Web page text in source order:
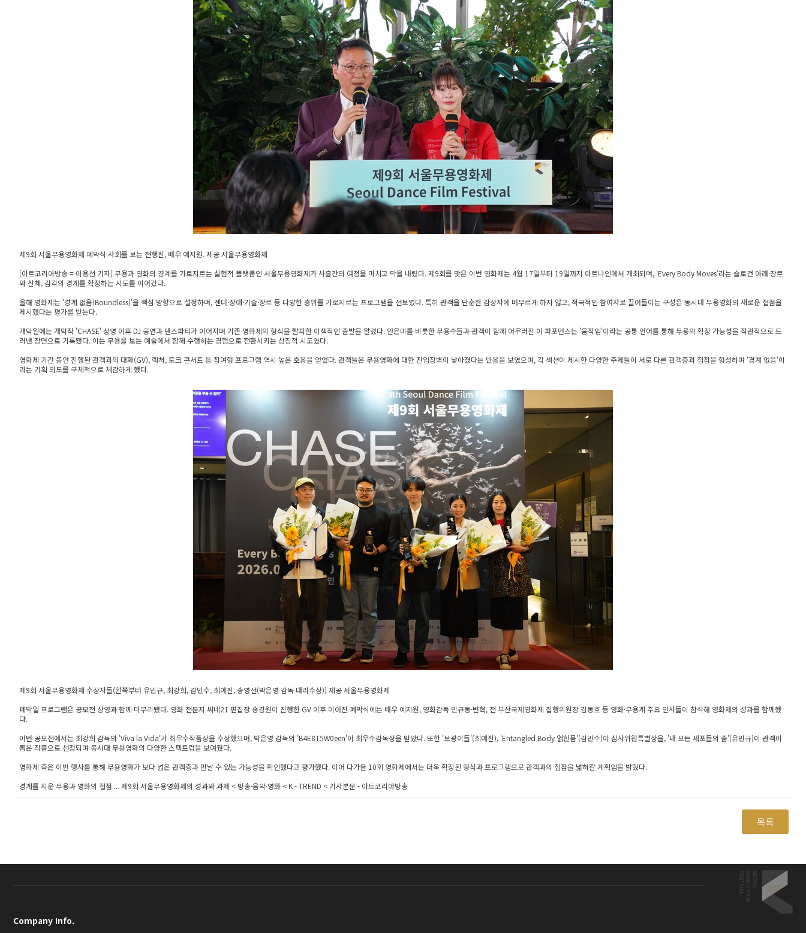
제9회 서울무용영화제 폐막식 사회를 보는 전행진, 배우 예지원. 제공 서울무용영화제
[아트코리아방송 = 이용선 기자] 무용과 영화의 경계를 가로지르는 실험적 플랫폼인 서울무용영화제가 사흘간의 여정을 마치고 막을 내렸다. 제9회를 맞은 이번 영화제는 4월 17일부터 19일까지 아트나인에서 개최되며, 'Every Body Moves'라는 슬로건 아래 장르
와 신체, 감각의 경계를 확장하는 시도를 이어갔다.
올해 영화제는 '경계 없음(Boundless)'을 핵심 방향으로 설정하며, 젠더·장애·기술·장르 등 다양한 층위를 가로지르는 프로그램을 선보였다. 특히 관객을 단순한 감상자에 머무르게 하지 않고, 적극적인 참여자로 끌어들이는 구성은 동시대 무용영화의 새로운 접점을
제시했다는 평가를 받는다.
개막일에는 개막작 'CHASE' 상영 이후 DJ 공연과 댄스파티가 이어지며 기존 영화제의 형식을 탈피한 이색적인 출발을 알렸다. 안은미를 비롯한 무용수들과 관객이 함께 어우러진 이 퍼포먼스는 '움직임'이라는 공통 언어를 통해 무용의 확장 가능성을 직관적으로 드
러낸 장면으로 기록됐다. 이는 무용을 보는 예술에서 함께 수행하는 경험으로 전환시키는 상징적 시도였다.
영화제 기간 동안 진행된 관객과의 대화(GV), 렉처, 토크 콘서트 등 참여형 프로그램 역시 높은 호응을 얻었다. 관객들은 무용영화에 대한 진입장벽이 낮아졌다는 반응을 보였으며, 각 섹션이 제시한 다양한 주제들이 서로 다른 관객층과 접점을 형성하며 '경계 없음'이
라는 기획 의도를 구체적으로 체감하게 했다.
제9회 서울무용영화제 수상자들(왼쪽부터 유민규, 최강희, 김민수, 최예진, 송영선(박은영 감독 대리수상)) 제공 서울무용영화제
폐막일 프로그램은 공모전 상영과 함께 마무리됐다. 영화 전문지 씨네21 편집장 송경원이 진행한 GV 이후 이어진 폐막식에는 배우 예지원, 영화감독 민규동·변혁, 전 부산국제영화제 집행위원장 김동호 등 영화·무용계 주요 인사들이 참석해 영화제의 성과를 함께했
다.
이번 공모전에서는 최강희 감독의 'Viva la Vida'가 최우수작품상을 수상했으며, 박은영 감독의 'B4E8T5W0een'이 최우수감독상을 받았다. 또한 '보광이들'(최예진), 'Entangled Body 얽힌몸'(김민수)이 심사위원특별상을, '내 모든 세포들의 춤'(유민규)이 관객이
뽑은 작품으로 선정되며 동시대 무용영화의 다양한 스펙트럼을 보여줬다.
영화제 측은 이번 행사를 통해 무용영화가 보다 넓은 관객층과 만날 수 있는 가능성을 확인했다고 평가했다. 이어 다가올 10회 영화제에서는 더욱 확장된 형식과 프로그램으로 관객과의 접점을 넓혀갈 계획임을 밝혔다.
경계를 지운 무용과 영화의 접점 ... 제9회 서울무용영화제의 성과와 과제 < 방송·음악·영화 < K - TREND < 기사본문 - 아트코리아방송
목록
Company Info.